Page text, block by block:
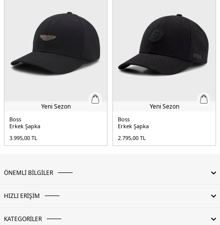
Yeni Sezon
Boss
Erkek Şapka
3.995,00 TL
Yeni Sezon
Boss
Erkek Şapka
2.795,00 TL
ÖNEMLİ BİLGİLER
HIZLI ERİŞİM
KATEGORİLER